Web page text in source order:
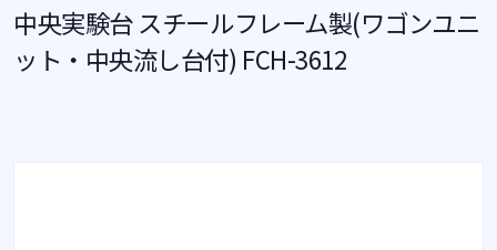
中央実験台 スチールフレーム製(ワゴンユニ
ット・中央流し台付) FCH-3612